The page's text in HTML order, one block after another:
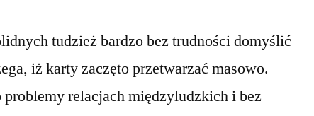
tudzież bardzo bez trudności domyślić
iż karty zaczęto przetwarzać masowo.
relacjach międzyludzkich i bez